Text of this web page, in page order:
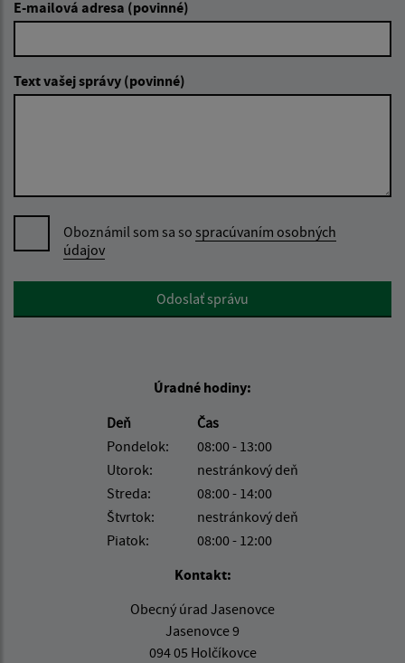
E-mailová adresa (povinné)
Text vašej správy (povinné)
Oboznámil som sa so spracúvaním osobných
údajov
Google reCaptcha ResponseOdoslať správu
Úradné hodiny:
Deň
Čas
Pondelok:
08:00 - 13:00
Utorok:
nestránkový deň
Streda:
08:00 - 14:00
Štvrtok:
nestránkový deň
Piatok:
08:00 - 12:00
Kontakt:
Obecný úrad Jasenovce
Jasenovce 9
094 05 Holčíkovce